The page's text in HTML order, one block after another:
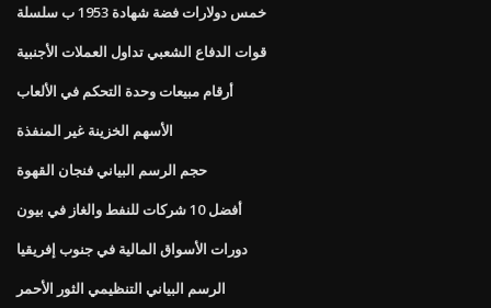
خمس دولارات فضة شهادة 1953 ب سلسلة
قوات الدفاع الشعبي تداول العملات الأجنبية
أرقام مبيعات وحدة التحكم في الألعاب
الأسهم الخزينة غير المنفذة
حجم الرسم البياني فنجان القهوة
أفضل 10 شركات للنفط والغاز في بيون
دورات الأسواق المالية في جنوب إفريقيا
الرسم البياني التنظيمي الثور الأحمر